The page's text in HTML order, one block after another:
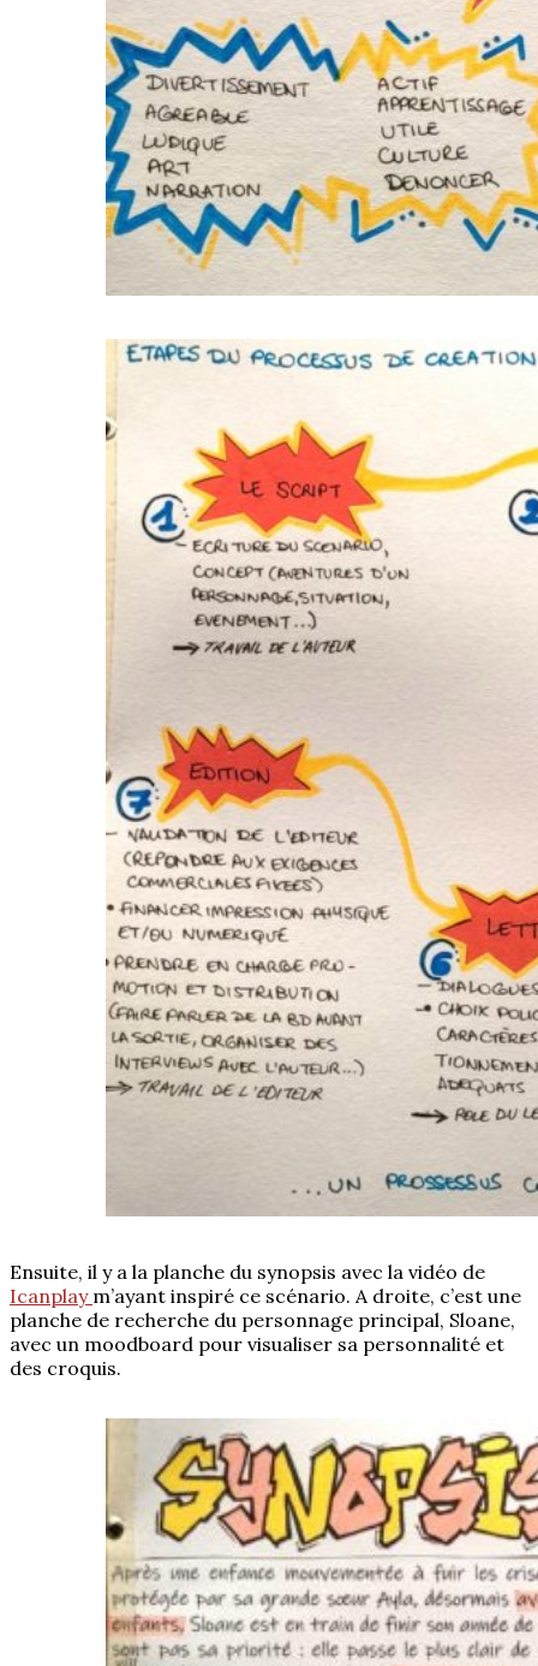
Ensuite, il y a la planche du synopsis avec la vidéo de
Icanplay m’ayant inspiré ce scénario. A droite, c’est une
planche de recherche du personnage principal, Sloane,
avec un moodboard pour visualiser sa personnalité et
des croquis.